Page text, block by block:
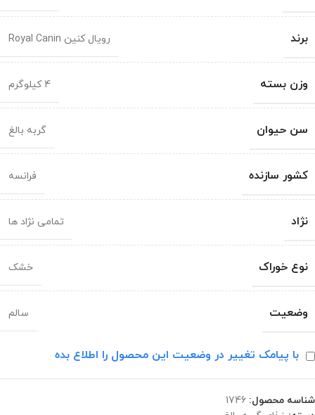
برند رویال کنین Royal Canin
وزن بسته 4 کیلوگرم
سن حیوان گربه بالغ
کشور سازنده فرانسه
نژاد تمامی نژاد ها
نوع خوراک خشک
وضعیت سالم
با پیامک تغییر در وضعیت این محصول را اطلاع بده
شناسه محصول: 1746